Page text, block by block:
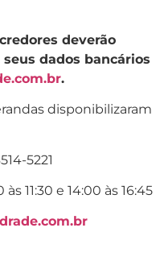
deverão
dados bancários
.
disponibilizaram
5221
às 11:30 e 14:00 às 16:45